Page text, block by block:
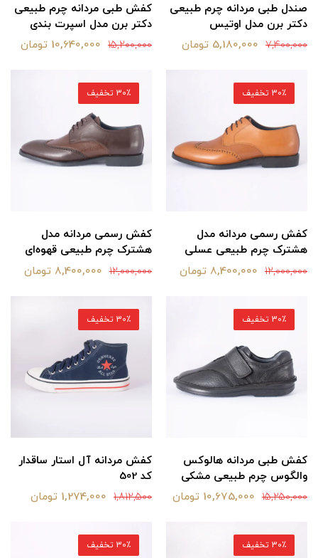
صندل طبی مردانه چرم طبیعی
دکتر برن مدل اوتیس
7,400,000 5,180,000 تومان
کفش طبی مردانه چرم طبیعی
دکتر برن مدل اسپرت بندی
15,200,000 10,640,000 تومان
کفش رسمی مردانه مدل
هشترک چرم طبیعی عسلی
12,000,000 8,400,000 تومان
30٪ تخفیف
کفش رسمی مردانه مدل
هشترک چرم طبیعی قهوه‌ای
12,000,000 8,400,000 تومان
30٪ تخفیف
کفش طبی مردانه هالوکس
والگوس چرم طبیعی مشکی
15,250,000 10,675,000 تومان
30٪ تخفیف
کفش مردانه آل استار ساقدار
کد 502
1,812,500 1,274,000 تومان
30٪ تخفیف
30٪ تخفیف 30٪ تخفیف